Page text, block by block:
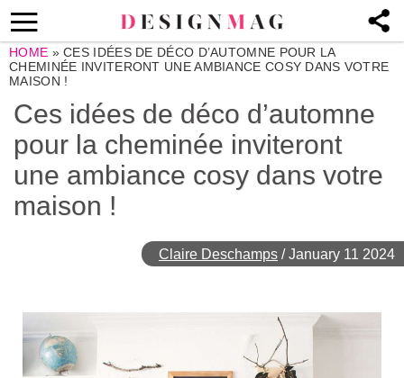
HOME »CES IDÉES DE DÉCO D’AUTOMNE POUR LA
CHEMINÉE INVITERONT UNE AMBIANCE COSY DANS VOTRE
MAISON !
Ces idées de déco d’automne
pour la cheminée inviteront
une ambiance cosy dans votre
maison !
Claire Deschamps /January 11 2024